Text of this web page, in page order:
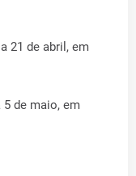
21 de abril, em
de maio, em